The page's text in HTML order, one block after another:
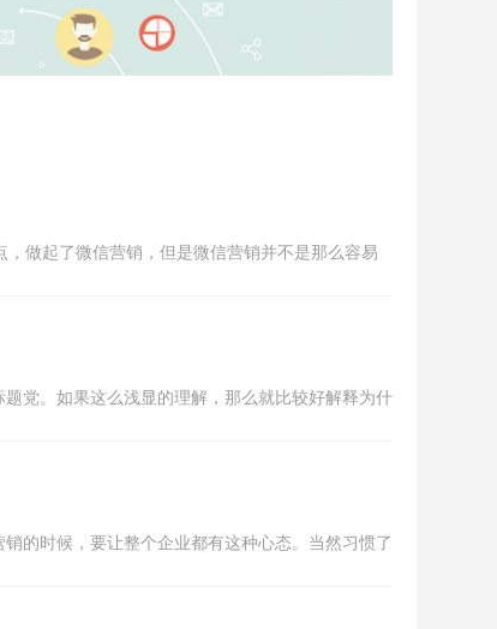
做起了微信营销，但是微信营销并不是那么容易
。如果这么浅显的理解，那么就比较好解释为什
的时候，要让整个企业都有这种心态。当然习惯了